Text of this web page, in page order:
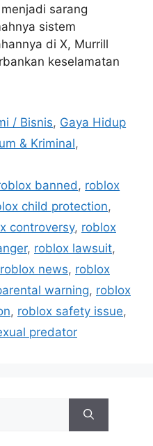
sarang
sistem
di X, Murrill
keselamatan
/ Bisnis, Gaya Hidup
& Kriminal,
banned, roblox
child protection,
controversy, roblox
, roblox lawsuit,
roblox news, roblox
warning, roblox
, roblox safety issue,
predator